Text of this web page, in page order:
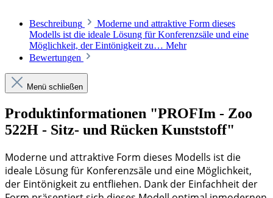
Beschreibung
Moderne und attraktive Form dieses
Modells ist die ideale Lösung für Konferenzsäle und eine
Möglichkeit, der Eintönigkeit zu… Mehr
Bewertungen
Menü schließen
Produktinformationen "PROFIm - Zoo
522H - Sitz- und Rücken Kunststoff"
Moderne und attraktive Form dieses Modells ist die
ideale Lösung für Konferenzsäle und eine Möglichkeit,
der Eintönigkeit zu entfliehen. Dank der Einfachheit der